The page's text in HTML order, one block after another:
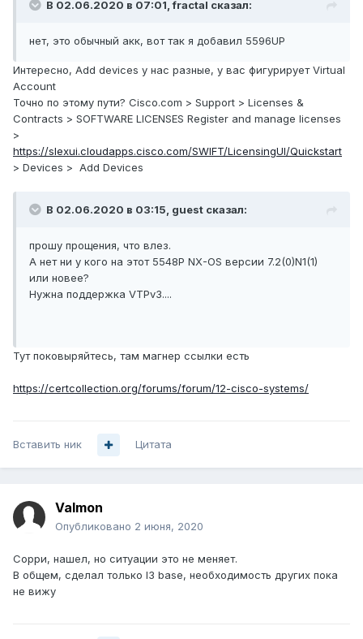
В 02.06.2020 в 07:01,fractal сказал:
нет, это обычный акк, вот так я добавил 5596UP
Интересно, Add devices у нас разные, у вас фигурирует Virtual
Account
Точно по этому пути? Cisco.com > Support > Licenses &
Contracts > SOFTWARE LICENSES Register and manage licenses
>
https://slexui.cloudapps.cisco.com/SWIFT/LicensingUI/Quickstart
> Devices > Add Devices
В 02.06.2020 в 03:15, guеst сказал:
прошу прощения, что влез.
А нет ни у кого на этот 5548P NX-OS версии 7.2(0)N1(1)
или новее?
Нужна поддержка VTPv3....
Тут поковыряйтесь, там магнер ссылки есть
https://certcollection.org/forums/forum/12-cisco-systems/
Вставить ник Цитата
Valmon
Опубликовано 2 июня, 2020
Сорри, нашел, но ситуации это не меняет.
В общем, сделал только l3 base, необходимость других пока
не вижу